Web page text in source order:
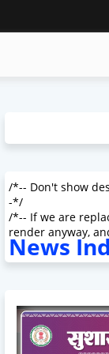
/*-- Don't show
-*/
/*-- If we are
render anyway,
News